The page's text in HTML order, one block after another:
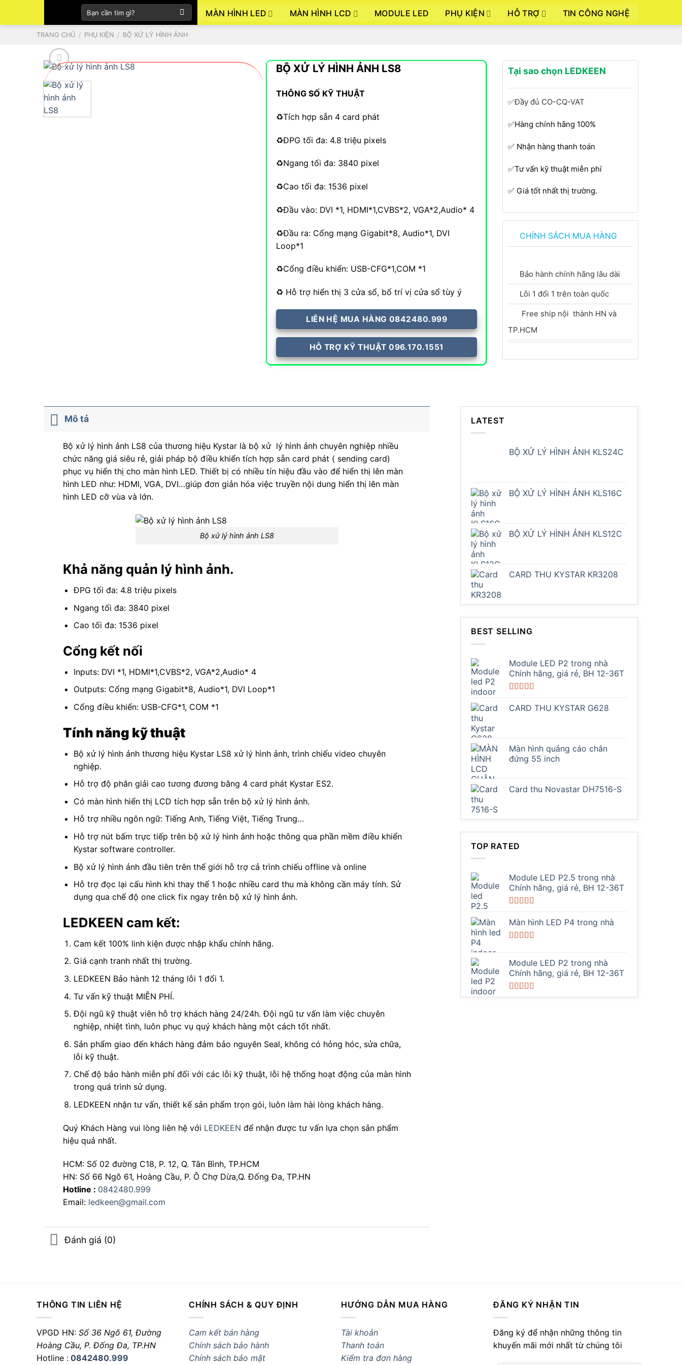
kiếm:
MÀN HÌNH LED MÀN HÌNH LCD MODULE LED PHỤ KIỆN HỖ TRỢ TIN CÔNG NGHỆ
TRANG CHỦ / PHỤ KIỆN / BỘ XỬ LÝ HÌNH ẢNH
BỘ XỬ LÝ HÌNH ẢNH LS8
THÔNG SỐ KỸ THUẬT
♻️Tích hợp sẵn 4 card phát
♻️ĐPG tối đa: 4.8 triệu pixels
♻️Ngang tối đa: 3840 pixel
♻️Cao tối đa: 1536 pixel
♻️Đầu vào: DVI *1, HDMI*1,CVBS*2, VGA*2,Audio* 4
♻️Đầu ra: Cổng mạng Gigabit*8, Audio*1, DVI
Loop*1
♻️Cổng điều khiển: USB-CFG*1,COM *1
♻️ Hỗ trợ hiển thị 3 cửa sổ, bố trí vị cửa sổ tùy ý
LIÊN HỆ MUA HÀNG 0842480.999
HỖ TRỢ KỸ THUẬT 096.170.1551
Tại sao chọn LEDKEEN
✅Đầy đủ CO-CQ-VAT
✅Hàng chính hãng 100%
✅ Nhận hàng thanh toán
✅Tư vấn kỹ thuật miễn phí
✅ Giá tốt nhất thị trường.
CHÍNH SÁCH MUA HÀNG
Bảo hành chính hãng lâu dài
Lỗi 1 đổi 1 trên toàn quốc
Free ship nội thành HN và
TP.HCM
Mô tả
Bộ xử lý hình ảnh LS8 của thương hiệu Kystar là bộ xử lý hình ảnh chuyên nghiệp nhiều
chức năng giá siêu rẻ, giải pháp bộ điều khiển tích hợp sẵn card phát ( sending card)
phục vụ hiển thị cho màn hình LED. Thiết bị có nhiều tín hiệu đầu vào để hiển thị lên màn
hình LED như: HDMI, VGA, DVI…giúp đơn giản hóa việc truyền nội dung hiển thị lên màn
hình LED cỡ vùa và lớn.
Bộ xử lý hình ảnh LS8
Khả năng quản lý hình ảnh.
ĐPG tối đa: 4.8 triệu pixels
Ngang tối đa: 3840 pixel
Cao tối đa: 1536 pixel
Cổng kết nối
Inputs: DVI *1, HDMI*1,CVBS*2, VGA*2,Audio* 4
Outputs: Cổng mạng Gigabit*8, Audio*1, DVI Loop*1
Cổng điều khiển: USB-CFG*1, COM *1
Tính năng kỹ thuật
Bộ xử lý hình ảnh thương hiệu Kystar LS8 xử lý hình ảnh, trình chiếu video chuyên
nghiệp.
Hỗ trợ độ phân giải cao tương đương bằng 4 card phát Kystar ES2.
Có màn hình hiển thị LCD tích hợp sẵn trên bộ xử lý hình ảnh.
Hỗ trợ nhiều ngôn ngữ: Tiếng Anh, Tiếng Việt, Tiếng Trung…
Hỗ trợ nút bấm trực tiếp trên bộ xử lý hình ảnh hoặc thông qua phần mềm điều khiển
Kystar software controller.
Bộ xử lý hình ảnh đầu tiên trên thế giới hỗ trợ cả trình chiếu offline và online
Hỗ trợ đọc lại cấu hình khi thay thế 1 hoặc nhiều card thu mà không cần máy tính. Sử
dụng qua chế độ one click fix ngay trên bộ xử lý hình ảnh.
LEDKEEN cam kết:
Cam kết 100% linh kiện được nhập khẩu chính hãng.
Giá cạnh tranh nhất thị trường.
LEDKEEN Bảo hành 12 tháng lỗi 1 đổi 1.
Tư vấn kỹ thuật MIỄN PHÍ.
Đội ngũ kỹ thuật viên hỗ trợ khách hàng 24/24h. Đội ngũ tư vấn làm việc chuyên
nghiệp, nhiệt tình, luôn phục vụ quý khách hàng một cách tốt nhất.
Sản phẩm giao đến khách hàng đảm bảo nguyên Seal, không có hỏng hóc, sửa chữa,
lỗi kỹ thuật.
Chế độ bảo hành miễn phí đối với các lỗi kỹ thuật, lỗi hệ thống hoạt động của màn hình
trong quá trình sử dụng.
LEDKEEN nhận tư vấn, thiết kế sản phẩm trọn gói, luôn làm hài lòng khách hàng.
Quý Khách Hàng vui lòng liên hệ với LEDKEEN để nhận được tư vấn lựa chọn sản phẩm
hiệu quả nhất.
HCM: Số 02 đường C18, P. 12, Q. Tân Bình, TP.HCM
HN: Số 66 Ngõ 61, Hoàng Cầu, P. Ô Chợ Dừa,Q. Đống Đa, TP.HN
Hotline : 0842480.999
Email: ledkeen@gmail.com
Đánh giá (0)
LATEST
BỘ XỬ LÝ HÌNH ẢNH KLS24C
BỘ XỬ LÝ HÌNH ẢNH KLS16C
BỘ XỬ LÝ HÌNH ẢNH KLS12C
CARD THU KYSTAR KR3208
BEST SELLING
Module LED P2 trong nhà
Chính hãng, giá rẻ, BH 12-36T
hạng5.005
CARD THU KYSTAR G628
Màn hình quảng cáo chân
đứng 55 inch
Card thu Novastar DH7516-S
TOP RATED
Module LED P2.5 trong nhà
Chính hãng, giá rẻ, BH 12-36T
hạng 5.005
Màn hình LED P4 trong nhà
sao
Module LED P2 trong nhà
Chính hãng, giá rẻ, BH 12-36T
Được xếp
THÔNG TIN LIÊN HỆ
VPGD HN: Số 36 Ngõ 61, Đường
Hoàng Cầu, P. Đống Đa, TP.HN
Hotline : 0842480.999
CHÍNH SÁCH & QUY ĐỊNH
Cam kết bán hàng
Chính sách bảo hành
Chính sách bảo mật
HƯỚNG DẪN MUA HÀNG
Tài khoản
Thanh toán
Kiểm tra đơn hàng
ĐĂNG KÝ NHẬN TIN
Đăng ký để nhận những thông tin
khuyến mãi mới nhất từ chúng tôi